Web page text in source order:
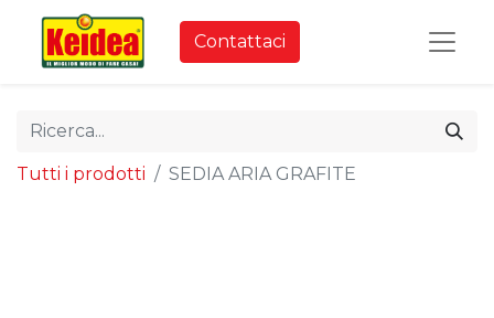
Contattaci
Tutti i prodotti SEDIA ARIA GRAFITE